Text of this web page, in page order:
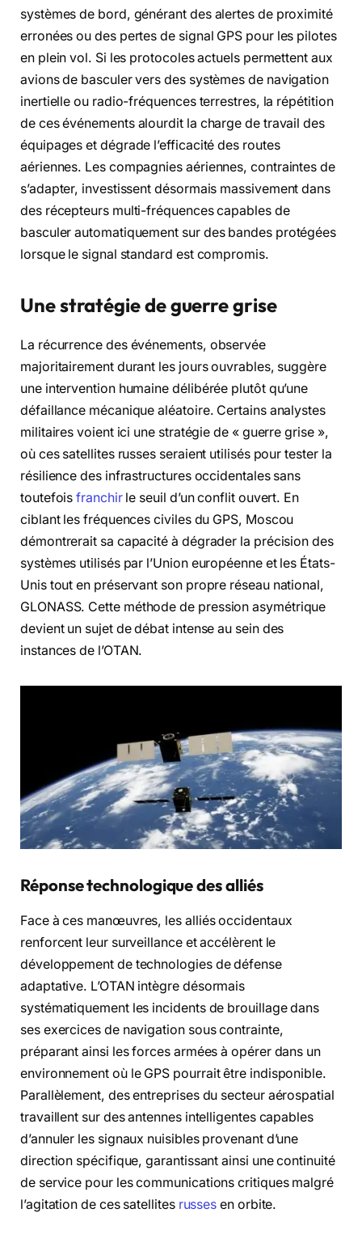
systèmes de bord, générant des alertes de proximité
erronées ou des pertes de signal GPS pour les pilotes
en plein vol. Si les protocoles actuels permettent aux
avions de basculer vers des systèmes de navigation
inertielle ou radio-fréquences terrestres, la répétition
de ces événements alourdit la charge de travail des
équipages et dégrade l’efficacité des routes
aériennes. Les compagnies aériennes, contraintes de
s’adapter, investissent désormais massivement dans
des récepteurs multi-fréquences capables de
basculer automatiquement sur des bandes protégées
lorsque le signal standard est compromis.
Une stratégie de guerre grise
La récurrence des événements, observée
majoritairement durant les jours ouvrables, suggère
une intervention humaine délibérée plutôt qu’une
défaillance mécanique aléatoire. Certains analystes
militaires voient ici une stratégie de « guerre grise »,
où ces satellites russes seraient utilisés pour tester la
résilience des infrastructures occidentales sans
toutefoisfranchirle seuil d’un conflit ouvert. En
ciblant les fréquences civiles du GPS, Moscou
démontrerait sa capacité à dégrader la précision des
systèmes utilisés par l’Union européenne et les États-
Unis tout en préservant son propre réseau national,
GLONASS. Cette méthode de pression asymétrique
devient un sujet de débat intense au sein des
instances de l’OTAN.
Réponse technologique des alliés
Face à ces manœuvres, les alliés occidentaux
renforcent leur surveillance et accélèrent le
développement de technologies de défense
adaptative. L’OTAN intègre désormais
systématiquement les incidents de brouillage dans
ses exercices de navigation sous contrainte,
préparant ainsi les forces armées à opérer dans un
environnement où le GPS pourrait être indisponible.
Parallèlement, des entreprises du secteur aérospatial
travaillent sur des antennes intelligentes capables
d’annuler les signaux nuisibles provenant d’une
direction spécifique, garantissant ainsi une continuité
de service pour les communications critiques malgré
l’agitation de ces satellites russes en orbite.